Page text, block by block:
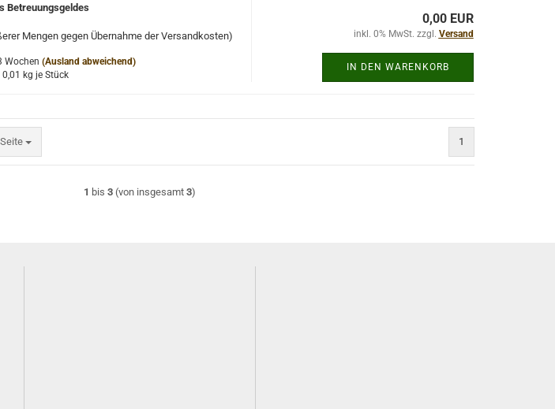
Betreuungsgeldes
Mengen gegen Übernahme der Versandkosten)
Wochen (Ausland abweichend)
0,01 kg je Stück
0,00 EUR
inkl. 0% MwSt. zzgl. Versand
IN DEN WARENKORB
1
1 bis3 (von insgesamt3)